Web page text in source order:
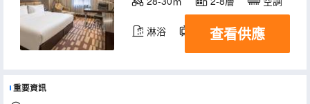
淋浴 電視機 冰箱
查看供應
重要資訊